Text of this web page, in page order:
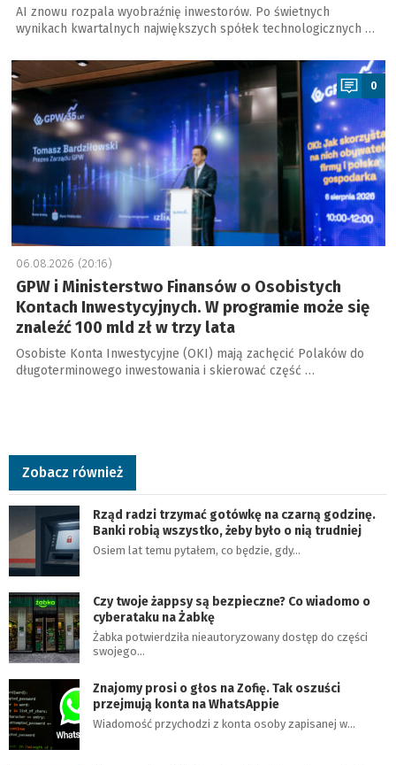
AI znowu rozpala wyobraźnię inwestorów. Po świetnych
wynikach kwartalnych największych spółek technologicznych …
a
0
06.08.2026 (20:16)
GPW i Ministerstwo Finansów o Osobistych
Kontach Inwestycyjnych. W programie może się
znaleźć 100 mld zł w trzy lata
Osobiste Konta Inwestycyjne (OKI) mają zachęcić Polaków do
długoterminowego inwestowania i skierować część …
Zobacz również
Rząd radzi trzymać gotówkę na czarną godzinę.
Banki robią wszystko, żeby było o nią trudniej
Osiem lat temu pytałem, co będzie, gdy…
Czy twoje żappsy są bezpieczne? Co wiadomo o
cyberataku na Żabkę
Żabka potwierdziła nieautoryzowany dostęp do części
swojego…
Znajomy prosi o głos na Zofię. Tak oszuści
przejmują konta na WhatsAppie
Wiadomość przychodzi z konta osoby zapisanej w…